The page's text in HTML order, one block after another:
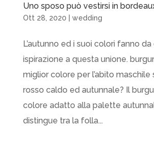
Uno sposo può vestirsi in
Ott 28, 2020 | wedding
L’autunno ed i suoi colori fanno
ispirazione a questa unione.
miglior colore per l’abito maschile
rosso caldo ed autunnale? Il
colore adatto alla palette
distingue tra la folla...